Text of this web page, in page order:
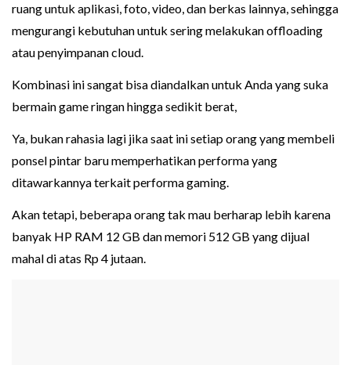
ruang untuk aplikasi, foto, video, dan berkas lainnya, sehingga
mengurangi kebutuhan untuk sering melakukan offloading
atau penyimpanan cloud.
Kombinasi ini sangat bisa diandalkan untuk Anda yang suka
bermain game ringan hingga sedikit berat,
Ya, bukan rahasia lagi jika saat ini setiap orang yang membeli
ponsel pintar baru memperhatikan performa yang
ditawarkannya terkait performa gaming.
Akan tetapi, beberapa orang tak mau berharap lebih karena
banyak HP RAM 12 GB dan memori 512 GB yang dijual
mahal di atas Rp 4 jutaan.